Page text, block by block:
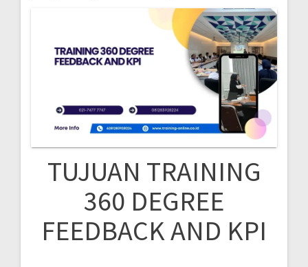
TUJUAN TRAINING
360 DEGREE
FEEDBACK AND KPI